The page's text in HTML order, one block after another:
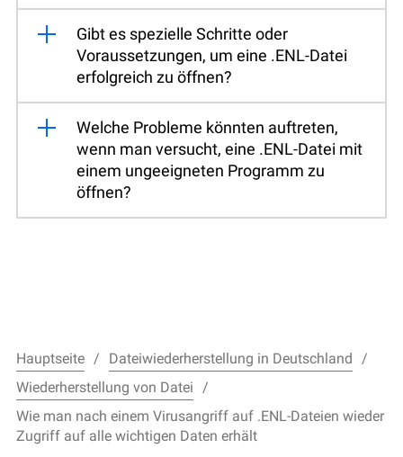
Gibt es spezielle Schritte oder
Voraussetzungen, um eine .ENL-Datei
erfolgreich zu öffnen?
Welche Probleme könnten auftreten,
wenn man versucht, eine .ENL-Datei mit
einem ungeeigneten Programm zu
öffnen?
Hauptseite
Dateiwiederherstellung in Deutschland
Wiederherstellung von Datei
Wie man nach einem Virusangriff auf .ENL-Dateien wieder
Zugriff auf alle wichtigen Daten erhält